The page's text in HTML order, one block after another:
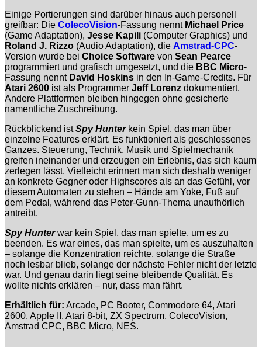
Einige Portierungen sind darüber hinaus auch personell
greifbar: Die ColecoVision-Fassung nennt Michael Price
(Game Adaptation), Jesse Kapili (Computer Graphics) und
Roland J. Rizzo (Audio Adaptation), die Amstrad-CPC-
Version wurde bei Choice Software von Sean Pearce
programmiert und grafisch umgesetzt, und die BBC Micro-
Fassung nennt David Hoskins in den In-Game-Credits. Für
Atari 2600 ist als Programmer Jeff Lorenz dokumentiert.
Andere Plattformen bleiben hingegen ohne gesicherte
namentliche Zuschreibung.
Rückblickend istSpy Hunterkein Spiel, das man über
einzelne Features erklärt. Es funktioniert als geschlossenes
Ganzes. Steuerung, Technik, Musik und Spielmechanik
greifen ineinander und erzeugen ein Erlebnis, das sich kaum
zerlegen lässt. Vielleicht erinnert man sich deshalb weniger
an konkrete Gegner oder Highscores als an das Gefühl, vor
diesem Automaten zu stehen – Hände am Yoke, Fuß auf
dem Pedal, während das Peter-Gunn-Thema unaufhörlich
antreibt.
Spy Hunterwar kein Spiel, das man spielte, um es zu
beenden. Es war eines, das man spielte, um es auszuhalten
– solange die Konzentration reichte, solange die Straße
noch lesbar blieb, solange der nächste Fehler nicht der letzte
war. Und genau darin liegt seine bleibende Qualität. Es
wollte nichts erklären – nur, dass man fährt.
Erhältlich für: Arcade, PC Booter, Commodore 64, Atari
2600, Apple II, Atari 8-bit, ZX Spectrum, ColecoVision,
Amstrad CPC, BBC Micro, NES.